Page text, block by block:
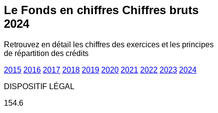
Le Fonds en chiffres Chiffres bruts
2024
Retrouvez en détail les chiffres des exercices et les principes
de répartition des crédits
2015 2016 2017 2018 2019 2020 2021 2022 2023 2024
DISPOSITIF LÉGAL
154.6